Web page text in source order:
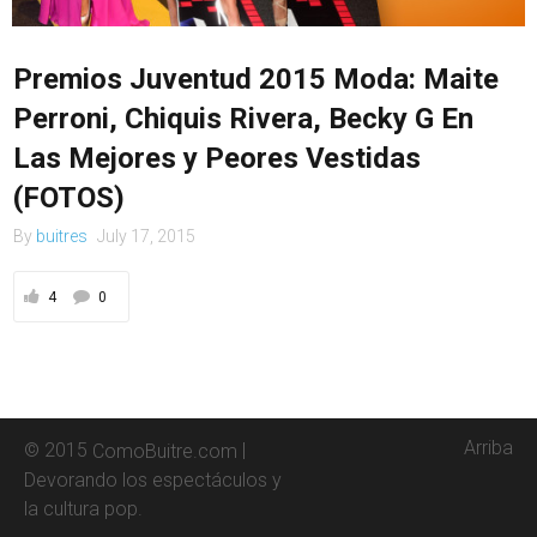
Contacto
Premios Juventud 2015 Moda: Maite
Perroni, Chiquis Rivera, Becky G En
Las Mejores y Peores Vestidas
(FOTOS)
By buitres July 17, 2015
4 0
© 2015 ComoBuitre.com |
Devorando los espectáculos y
la cultura pop.
Arriba